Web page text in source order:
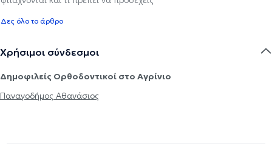
Δες όλο το άρθρο
Χρήσιμοι σύνδεσμοι
Δημοφιλείς Ορθοδοντικοί στο Αγρίνιο
Παναγοδήμος Αθανάσιος